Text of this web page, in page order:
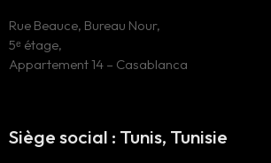
Siège social : Tunis, Tunisie
Rue Beauce, Bureau Nour,
5ᵉ étage,
Appartement 14 – Casablanca